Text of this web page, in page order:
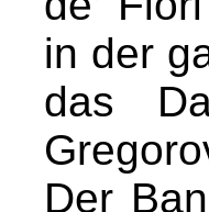
in der
das
Der